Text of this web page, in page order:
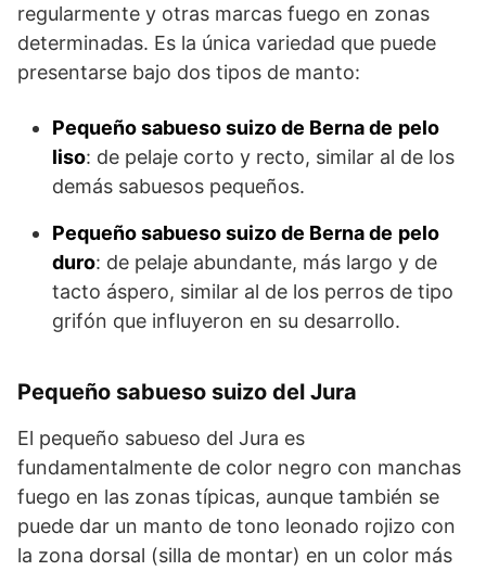
regularmente y otras marcas fuego en zonas
determinadas. Es la única variedad que puede
presentarse bajo dos tipos de manto:
Pequeño sabueso suizo de Berna de pelo
liso: de pelaje corto y recto, similar al de los
demás sabuesos pequeños.
Pequeño sabueso suizo de Berna de pelo
duro: de pelaje abundante, más largo y de
tacto áspero, similar al de los pe­rros de tipo
grifón que influyeron en su desarrollo.
Pequeño sabueso suizo del Jura
El pequeño sabueso del Jura es
fundamentalmente de color negro con manchas
fuego en las zonas típicas, aunque también se
puede dar un manto de tono leonado rojizo con
la zona dorsal (silla de montar) en un color más